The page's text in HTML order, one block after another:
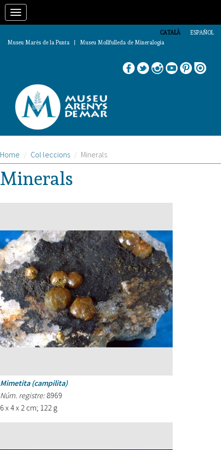
Vés
contingutToggle
ESPAÑOL
CATALÀ
Museu Marès de la Punta | Museu Mollfulleda de Mineralogia
Home Col·leccions Minerals
Minerals
Mimetita (campilita)
Núm. registre: 8969
6 x 4 x 2 cm; 122 g